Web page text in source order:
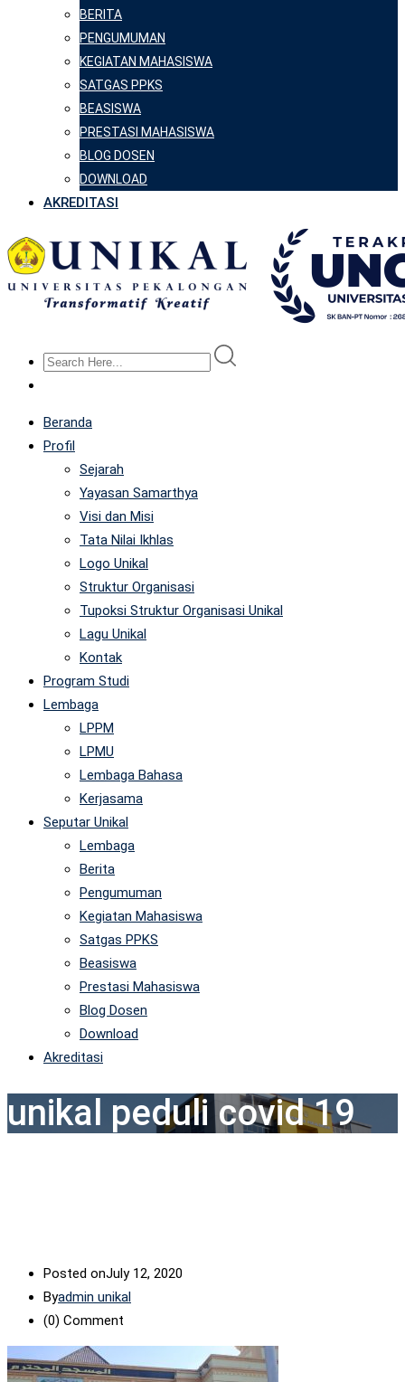
BERITA
PENGUMUMAN
KEGIATAN MAHASISWA
SATGAS PPKS
BEASISWA
PRESTASI MAHASISWA
BLOG DOSEN
DOWNLOAD
AKREDITASI
Beranda
Profil
Sejarah
Yayasan Samarthya
Visi dan Misi
Tata Nilai Ikhlas
Logo Unikal
Struktur Organisasi
Tupoksi Struktur Organisasi Unikal
Lagu Unikal
Kontak
Program Studi
Lembaga
LPPM
LPMU
Lembaga Bahasa
Kerjasama
Seputar Unikal
Lembaga
Berita
Pengumuman
Kegiatan Mahasiswa
Satgas PPKS
Beasiswa
Prestasi Mahasiswa
Blog Dosen
Download
Akreditasi
unikal peduli covid 19
Posted onJuly 12, 2020
Byadmin unikal
(0) Comment